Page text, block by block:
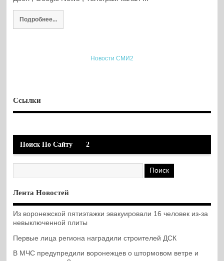
Подробнее...
Новости СМИ2
Ссылки
Поиск По Сайту 2
Лента Новостей
Из воронежской пятиэтажки эвакуировали 16 человек из-за
невыключенной плиты
Первые лица региона наградили строителей ДСК
В МЧС предупредили воронежцев о штормовом ветре и